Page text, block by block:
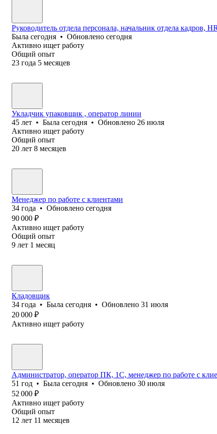
Руководитель отдела персонала, начальник отдела кадров,
Была сегодня • Обновлено сегодня
Активно ищет работу
Общий опыт
23 года 5 месяцев
Укладчик упаковщик , оператор линии
45 лет • Была сегодня • Обновлено 26 июля
Активно ищет работу
Общий опыт
20 лет 8 месяцев
Менеджер по работе с клиентами
34 года • Обновлено сегодня
90 000 ₽
Активно ищет работу
Общий опыт
9 лет 1 месяц
Кладовщик
34 года • Была сегодня • Обновлено 31 июля
20 000 ₽
Активно ищет работу
Администратор, оператор ПК, 1С, менеджер по работе с
51 год • Была сегодня • Обновлено 30 июля
52 000 ₽
Активно ищет работу
Общий опыт
12 лет 11 месяцев